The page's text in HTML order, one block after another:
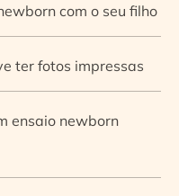
com o seu filho
ter fotos impressas
ensaio newborn